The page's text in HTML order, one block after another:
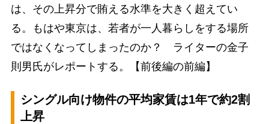
は、その上昇分で賄える水準を大きく超えてい
る。もはや東京は、若者が一人暮らしをする場所
ではなくなってしまったのか？ ライターの金子
則男氏がレポートする。【前後編の前編】
シングル向け物件の平均家賃は1年で約2割
上昇